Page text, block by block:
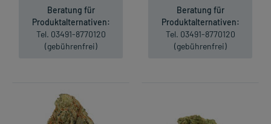
Beratung für
Produktalternativen:
Tel. 03491-8770120
(gebührenfrei)
Beratung für
Produktalternativen:
Tel. 03491-8770120
(gebührenfrei)